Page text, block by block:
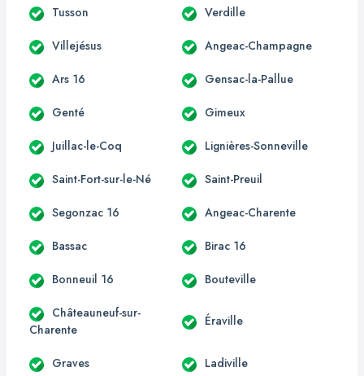
Tusson Verdille
Villejésus Angeac-Champagne
Ars 16 Gensac-la-Pallue
Genté Gimeux
Juillac-le-Coq Lignières-Sonneville
Saint-Fort-sur-le-Né Saint-Preuil
Segonzac 16 Angeac-Charente
Bassac Birac 16
Bonneuil 16 Bouteville
Châteauneuf-sur-
Charente
Éraville
Graves Ladiville